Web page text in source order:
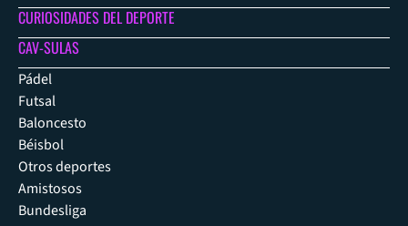
CURIOSIDADES DEL DEPORTE
CAV-SULAS
Pádel
Futsal
Baloncesto
Béisbol
Otros deportes
Amistosos
Bundesliga